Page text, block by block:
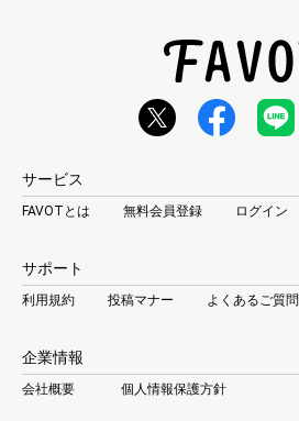
サービス
FAVOTとは 無料会員登録 ログイン
サポート
利用規約 投稿マナー よくあるご質問
企業情報
会社概要 個人情報保護方針